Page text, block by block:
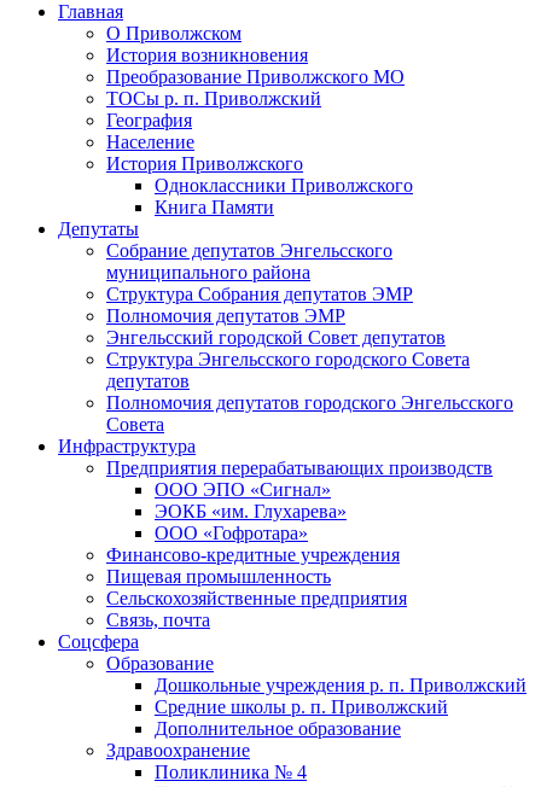
Главная
О Приволжском
История возникновения
Преобразование Приволжского МО
ТОСы р. п. Приволжский
География
Население
История Приволжского
Одноклассники Приволжского
Книга Памяти
Депутаты
Собрание депутатов Энгельсского
муниципального района
Структура Собрания депутатов ЭМР
Полномочия депутатов ЭМР
Энгельсский городской Совет депутатов
Структура Энгельсского городского Совета
депутатов
Полномочия депутатов городского Энгельсского
Совета
Инфраструктура
Предприятия перерабатывающих производств
ООО ЭПО «Сигнал»
ЭОКБ «им. Глухарева»
ООО «Гофротара»
Финансово-кредитные учреждения
Пищевая промышленность
Сельскохозяйственные предприятия
Связь, почта
Соцсфера
Образование
Дошкольные учреждения р. п. Приволжский
Средние школы р. п. Приволжский
Дополнительное образование
Здравоохранение
Поликлиника № 4